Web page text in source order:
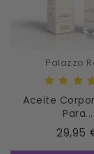
Palazzo
Aceite
Para...
29,95